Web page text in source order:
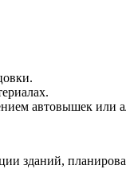
автовышек или
зданий,